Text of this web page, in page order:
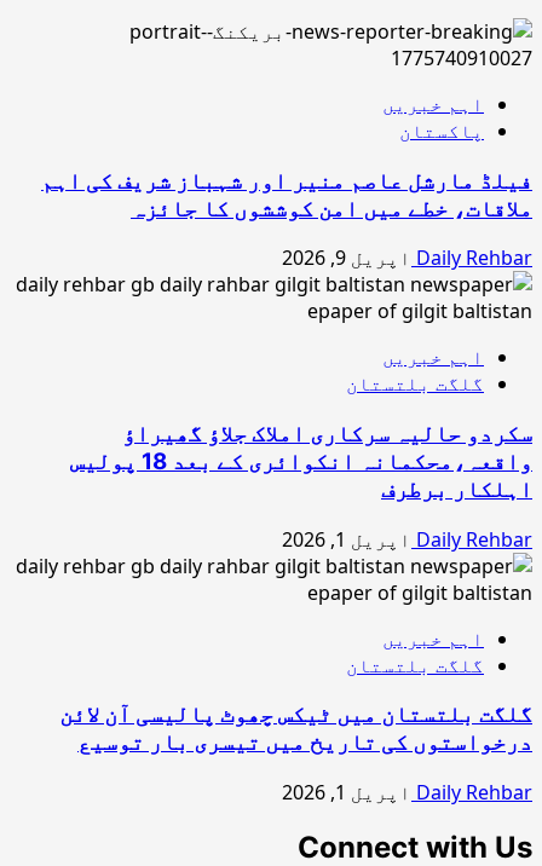
اہم خبریں
پاکستان
فیلڈ مارشل عاصم منیر اور شہباز شریف کی اہم
ملاقات، خطے میں امن کوششوں کا جائزہ
Daily Rehbar اپریل 9, 2026
اہم خبریں
گلگت بلتستان
سکردو حالیہ سرکاری املاک جلاؤ گھیراؤ
واقعہ،محکمانہ انکوائری کے بعد 18 پولیس
اہلکار برطرف
Daily Rehbar اپریل 1, 2026
اہم خبریں
گلگت بلتستان
گلگت بلتستان میں ٹیکس چھوٹ پالیسی آن لائن
درخواستوں کی تاریخ میں تیسری بار توسیع
Daily Rehbar اپریل 1, 2026
Connect with Us